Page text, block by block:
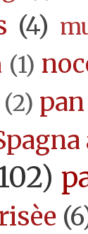
(4)
(1)
(2)